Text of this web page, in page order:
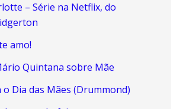
– Série na Netflix, do
amo!
Quintana sobre Mãe
o Dia das Mães (Drummond)